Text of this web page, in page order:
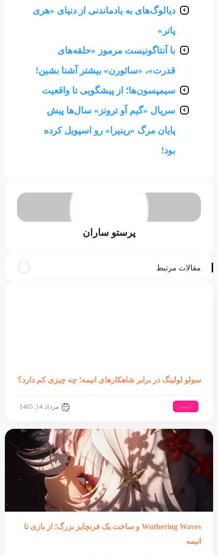
دیالوگ‌های به یادماندنی از دنیای «هری
پاتر»
با آنتاگونیست مرموز «حلقه‌های
قدرت»، «سائورن» بیشتر آشنا بشین!
سیمپسون‌ها؛‌ از پیشگویی تا واقعیت
سریال «گیم آو ترونز» سال‌ها پیش
پایان مرگ «رینیرا» رو اسپویل کرده
بود!
پرستو ساران
مقالات مرتبط
سولو لولینگ در برابر شاهکارهای انیمه؛ چه چیزی کم دارد؟
انیمه مرداد 14, 1405
Wuthering Waves و ساخت یک فرنچایز بزرگ؛ از بازی تا
انیمه